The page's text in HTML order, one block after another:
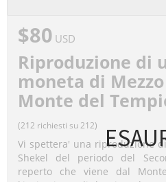
$80 USD
Riproduzione di
moneta di
Monte del
(212 richiesti su 212)
Vi spettera' una riproduzione
Shekel del periodo del
reperto che viene dal